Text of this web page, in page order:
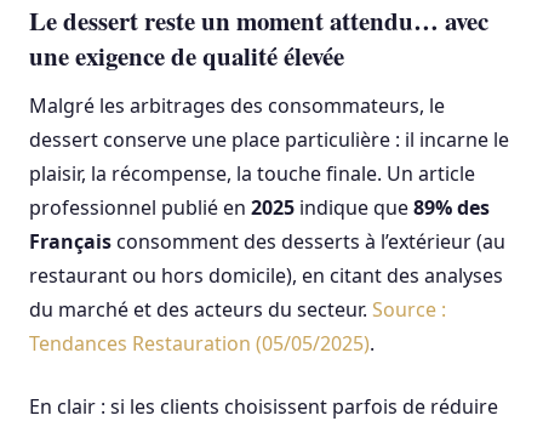
Le dessert reste un moment attendu… avec
une exigence de qualité élevée
Malgré les arbitrages des consommateurs, le
dessert conserve une place particulière : il incarne le
plaisir, la récompense, la touche finale. Un article
professionnel publié en 2025 indique que89% des
Françaisconsomment des desserts à l’extérieur (au
restaurant ou hors domicile), en citant des analyses
du marché et des acteurs du secteur. Source :
Tendances Restauration (05/05/2025).
En clair : si les clients choisissent parfois de réduire